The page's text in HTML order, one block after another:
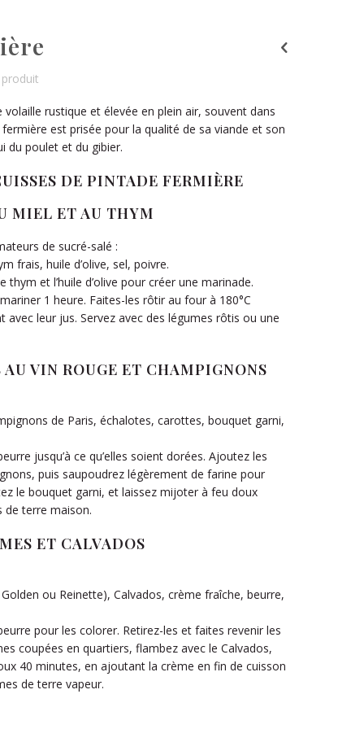
rustique et élevée en plein air, souvent dans
est prisée pour la qualité de sa viande et son
du poulet et du gibier.
DE PINTADE FERMIÈRE
MIEL ET AU THYM
de sucré-salé :
frais, huile d’olive, sel, poivre.
et l’huile d’olive pour créer une marinade.
1 heure. Faites-les rôtir au four à 180°C
leur jus. Servez avec des légumes rôtis ou une
VIN ROUGE ET CHAMPIGNONS
de Paris, échalotes, carottes, bouquet garni,
jusqu’à ce qu’elles soient dorées. Ajoutez les
puis saupoudrez légèrement de farine pour
le bouquet garni, et laissez mijoter à feu doux
de terre maison.
ET CALVADOS
ou Reinette), Calvados, crème fraîche, beurre,
pour les colorer. Retirez-les et faites revenir les
coupées en quartiers, flambez avec le Calvados,
40 minutes, en ajoutant la crème en fin de cuisson
de terre vapeur.